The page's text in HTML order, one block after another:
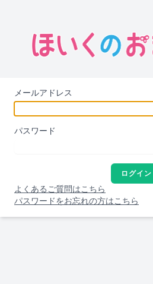
メールアドレス
パスワード
ログイン
よくあるご質問はこちら
パスワードをお忘れの方はこちら